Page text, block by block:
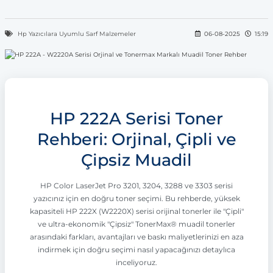
Hp Yazıcılara Uyumlu Sarf Malzemeler 06-08-2025 15:19
HP 222A Serisi Toner
Rehberi: Orjinal, Çipli ve
Çipsiz Muadil
HP Color LaserJet Pro 3201, 3204, 3288 ve 3303 serisi
yazıcınız için en doğru toner seçimi. Bu rehberde, yüksek
kapasiteli HP 222X (W2220X) serisi orijinal tonerler ile "Çipli"
ve ultra-ekonomik "Çipsiz" TonerMax® muadil tonerler
arasındaki farkları, avantajları ve baskı maliyetlerinizi en aza
indirmek için doğru seçimi nasıl yapacağınızı detaylıca
inceliyoruz.